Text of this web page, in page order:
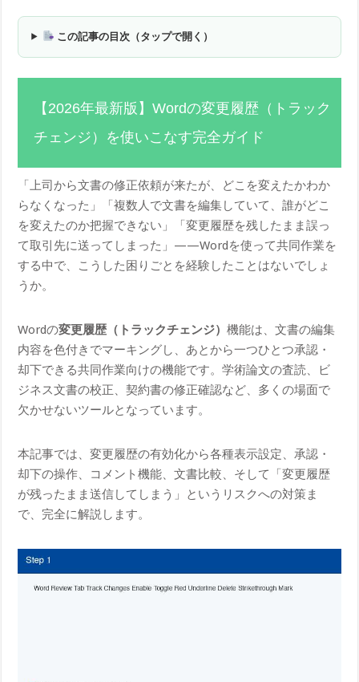
この記事の目次（タップで開く）
【2026年最新版】Wordの変更履歴（トラック
チェンジ）を使いこなす完全ガイド
「上司から文書の修正依頼が来たが、どこを変えたかわか
らなくなった」「複数人で文書を編集していて、誰がどこ
を変えたのか把握できない」「変更履歴を残したまま誤っ
て取引先に送ってしまった」——Wordを使って共同作業を
する中で、こうした困りごとを経験したことはないでしょ
うか。
Wordの変更履歴（トラックチェンジ）機能は、文書の編集
内容を色付きでマーキングし、あとから一つひとつ承認・
却下できる共同作業向けの機能です。学術論文の査読、ビ
ジネス文書の校正、契約書の修正確認など、多くの場面で
欠かせないツールとなっています。
本記事では、変更履歴の有効化から各種表示設定、承認・
却下の操作、コメント機能、文書比較、そして「変更履歴
が残ったまま送信してしまう」というリスクへの対策ま
で、完全に解説します。